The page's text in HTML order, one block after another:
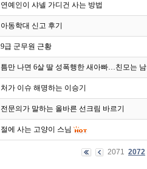
연예인이 샤넬 가디건 사는 방법
아동학대 신고 후기
9급 군무원 근황
틈만 나면 6살 딸 성폭행한 새아빠…친모는
처가 이슈 해명하는 이승기
전문의가 말하는 올바른 선크림 바르기
절에 사는 고양이 스님
2071 2072